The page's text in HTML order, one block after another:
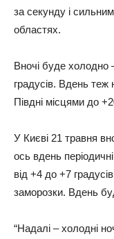
за секунду і
областях.
Вночі буде холодно
градусів. Вдень
Півдні місцями до
У Києві 21 травня
ось вдень
від +4 до +7
заморозки. Вдень
“Надалі – холодні